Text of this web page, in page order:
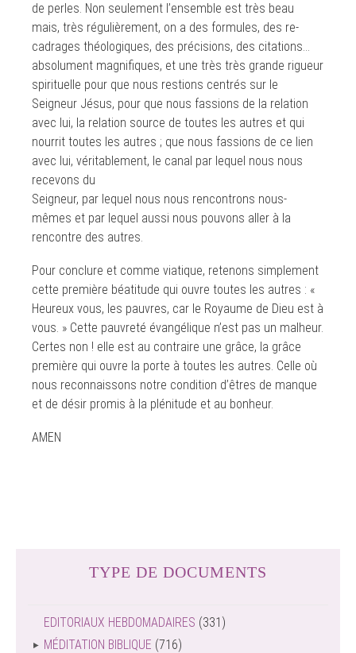
de perles. Non seulement l’ensemble est très beau
mais, très régulièrement, on a des formules, des re-
cadrages théologiques, des précisions, des citations…
absolument magnifiques, et une très très grande rigueur
spirituelle pour que nous restions centrés sur le
Seigneur Jésus, pour que nous fassions de la relation
avec lui, la relation source de toutes les autres et qui
nourrit toutes les autres ; que nous fassions de ce lien
avec lui, véritablement, le canal par lequel nous nous
recevons du
Seigneur, par lequel nous nous rencontrons nous-
mêmes et par lequel aussi nous pouvons aller à la
rencontre des autres.
Pour conclure et comme viatique, retenons simplement
cette première béatitude qui ouvre toutes les autres : «
Heureux vous, les pauvres, car le Royaume de Dieu est à
vous. » Cette pauvreté évangélique n’est pas un malheur.
Certes non ! elle est au contraire une grâce, la grâce
première qui ouvre la porte à toutes les autres. Celle où
nous reconnaissons notre condition d’êtres de manque
et de désir promis à la plénitude et au bonheur.
AMEN
TYPE DE DOCUMENTS
EDITORIAUX HEBDOMADAIRES (331)
MÉDITATION BIBLIQUE (716)